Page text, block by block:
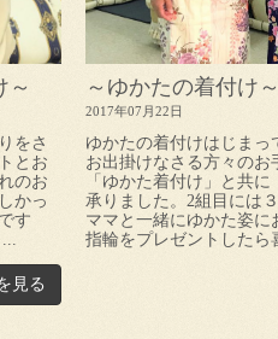
～
をさ
とお
のお
かっ
す
見る
～ゆかたの着付け～
2017年07月22日
ゆかたの着付けはじまっ
お出掛けなさる方々のお
「ゆかた着付け」と共
承りました。2組目には
ママと一緒にゆかた姿に
指輪をプレゼントしたら